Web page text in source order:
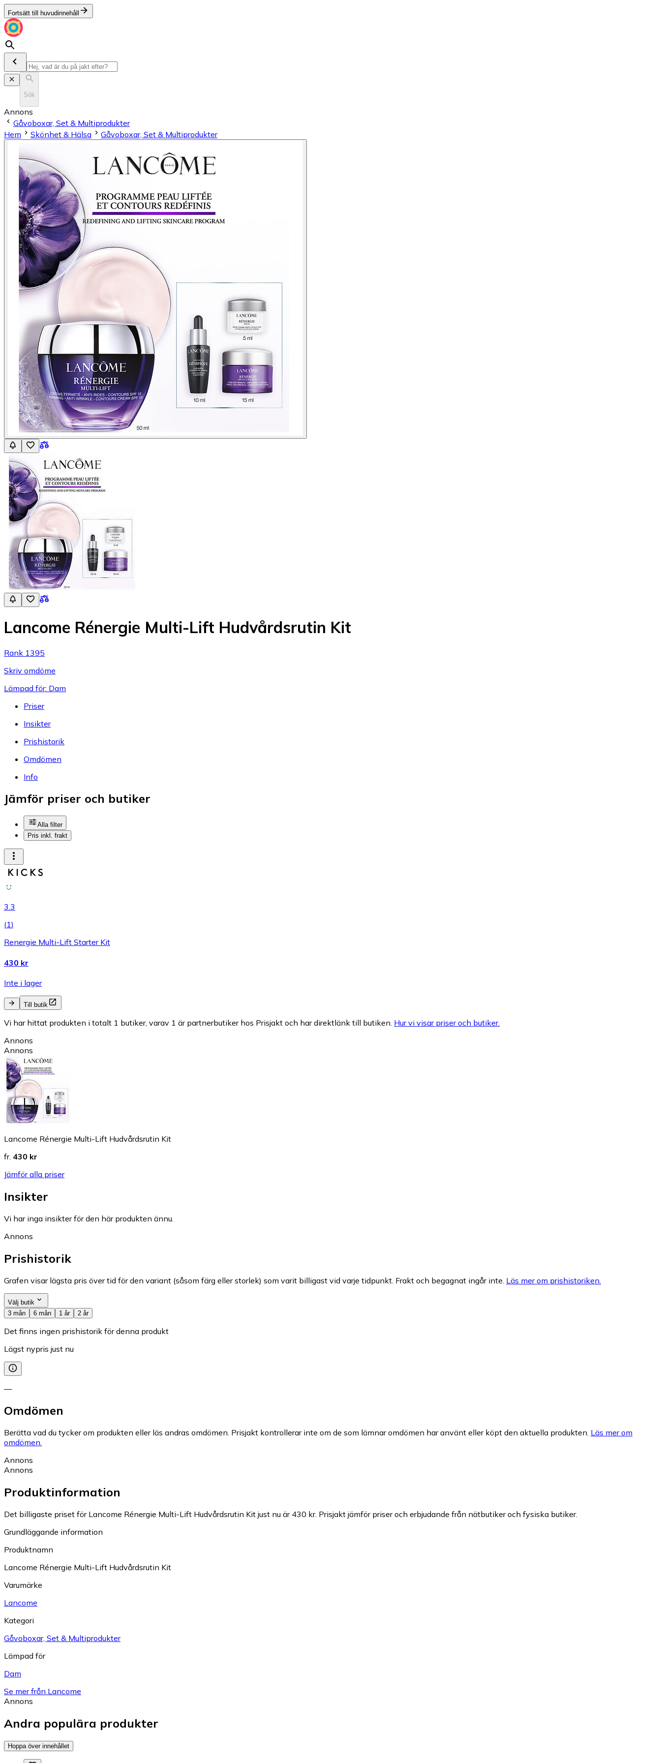
Fortsätt till huvudinnehåll
Sök
Annons
Gåvoboxar, Set & Multiprodukter
Hem
Skönhet & Hälsa Gåvoboxar, Set & Multiprodukter
Lancome Rénergie Multi-Lift Hudvårdsrutin Kit
Rank 1395
Skriv omdöme
Lämpad för: Dam
Priser
Insikter
Prishistorik
Omdömen
Info
Jämför priser och butiker
Alla filter
Pris inkl. frakt
3.3
(1)
Renergie Multi-Lift Starter Kit
430 kr
Inte i lager
Till butik
Vi har hittat produkten i totalt 1 butiker, varav 1 är partnerbutiker hos Prisjakt och har direktlänk till butiken. Hur vi visar priser och butiker.
Annons
Annons
Lancome Rénergie Multi-Lift Hudvårdsrutin Kit
fr. 430 kr
Jämför alla priser
Insikter
Vi har inga insikter för den här produkten ännu.
Annons
Prishistorik
Grafen visar lägsta pris över tid för den variant (såsom färg eller storlek) som varit billigast vid varje tidpunkt. Frakt och begagnat ingår inte. Läs mer om prishistoriken.
Välj butik
3 mån
6 mån 1 år 2 år
Det finns ingen prishistorik för denna produkt
Lägst nypris just nu
—
Omdömen
Berätta vad du tycker om produkten eller läs andras omdömen. Prisjakt kontrollerar inte om de som lämnar omdömen har använt eller köpt den aktuella produkten. Läs mer om
omdömen.
Annons
Annons
Produktinformation
Det billigaste priset för Lancome Rénergie Multi-Lift Hudvårdsrutin Kit just nu är 430 kr. Prisjakt jämför priser och erbjudande från nätbutiker och fysiska butiker.
Grundläggande information
Produktnamn
Lancome Rénergie Multi-Lift Hudvårdsrutin Kit
Varumärke
Lancome
Kategori
Gåvoboxar, Set & Multiprodukter
Lämpad för
Dam
Se mer från Lancome
Annons
Andra populära produkter
Hoppa över innehållet